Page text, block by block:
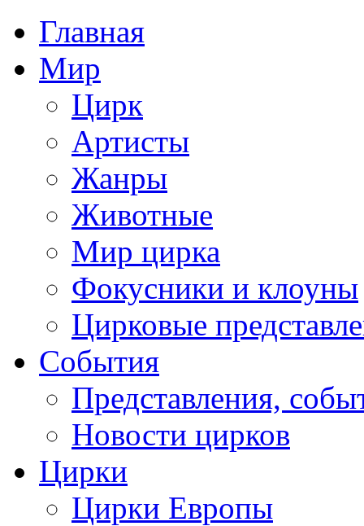
Главная
Мир
Цирк
Артисты
Жанры
Животные
Мир цирка
Фокусники и клоуны
Цирковые
События
Представления,
Новости цирков
Цирки
Цирки Европы